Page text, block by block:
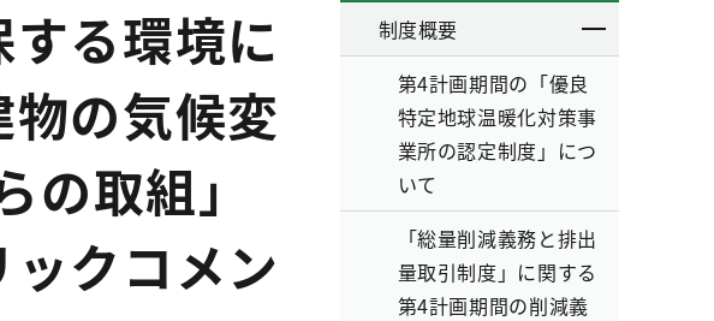
する環境に
の気候変
取組」
クコメン
制度概要
第4計画期間の「優良
特定地球温暖化対策事
業所の認定制度」につ
いて
「総量削減義務と排出
量取引制度」に関する
第4計画期間の削減義